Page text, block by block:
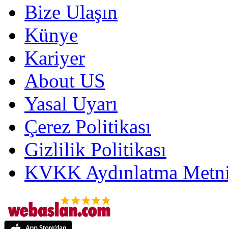
Bize Ulaşın
Künye
Kariyer
About US
Yasal Uyarı
Çerez Politikası
Gizlilik Politikası
KVKK Aydınlatma